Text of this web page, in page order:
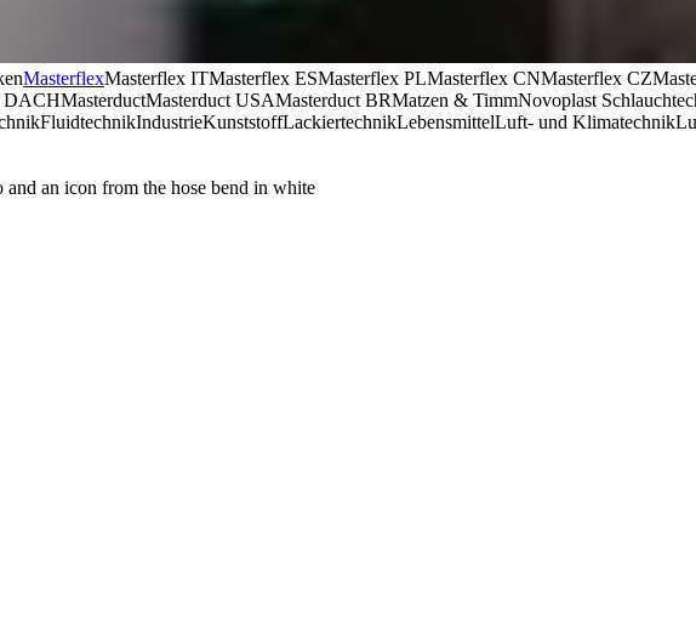
MasterflexMasterflex ITMasterflex ESMasterflex PLMasterflex CNMasterflex CZ
DACHMasterductMasterduct USAMasterduct BRMatzen & TimmNovoplast
FluidtechnikIndustrieKunststoffLackiertechnikLebensmittelLuft- und Klimatechnik